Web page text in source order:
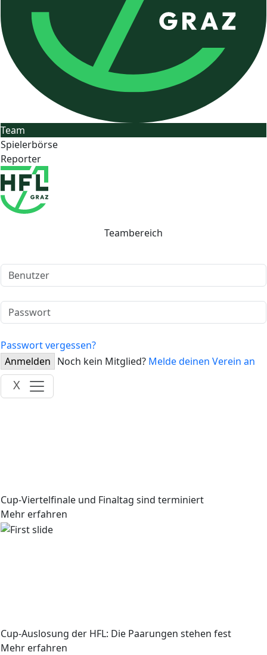
Team
Spielerbörse
Reporter
Teambereich
Passwort vergessen?
Anmelden Noch kein Mitglied? Melde deinen Verein an
X
Cup-Viertelfinale und Finaltag sind terminiert
Mehr erfahren
Cup-Auslosung der HFL: Die Paarungen stehen fest
Mehr erfahren